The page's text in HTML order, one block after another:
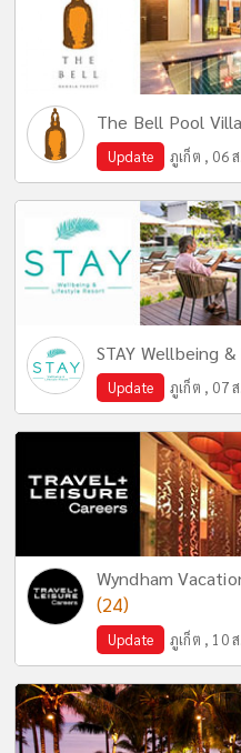
The Bell Pool
Update ภูเก็ต , 06
STAY Wellbeing
Update ภูเก็ต , 07
Wyndham
(24)
Update ภูเก็ต , 10